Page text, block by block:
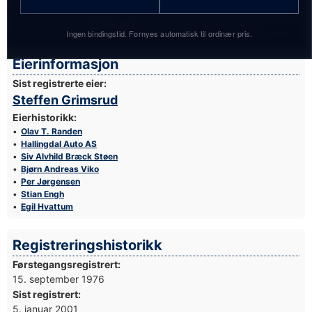
Ingen bindingstid. Fornyes automatisk til ordinær pris.
Foto: Simen Næss Hagen / Parc Fermé
Eierinformasjon
Sist registrerte eier:
Steffen Grimsrud
Eierhistorikk:
Olav T. Randen
Hallingdal Auto AS
Siv Alvhild Bræck Støen
Bjørn Andreas Viko
Per Jørgensen
Stian Engh
Egil Hvattum
Registreringshistorikk
Førstegangsregistrert:
15. september 1976
Sist registrert:
5. januar 2001